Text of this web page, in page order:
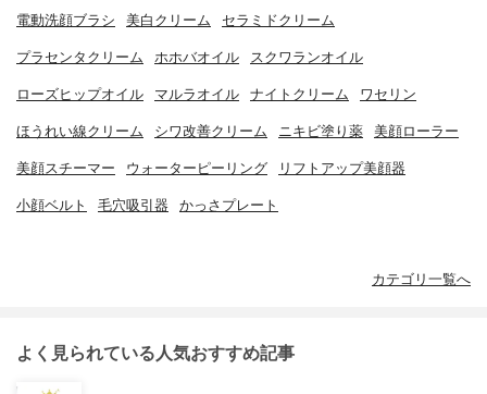
電動洗顔ブラシ 美白クリーム セラミドクリーム
プラセンタクリーム ホホバオイル スクワランオイル
ローズヒップオイル マルラオイル ナイトクリーム ワセリン
ほうれい線クリーム シワ改善クリーム ニキビ塗り薬 美顔ローラー
美顔スチーマー ウォーターピーリング リフトアップ美顔器
小顔ベルト 毛穴吸引器 かっさプレート
カテゴリ一覧へ
よく見られている人気おすすめ記事